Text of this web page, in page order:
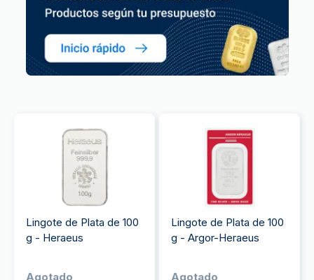
Lingote de Plata de 100
g - Heraeus
Agotado
Lingote de Plata de 100
g - Argor-Heraeus
Agotado